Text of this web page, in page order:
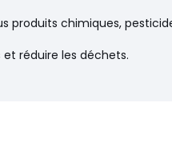
produits chimiques,
réduire les déchets.